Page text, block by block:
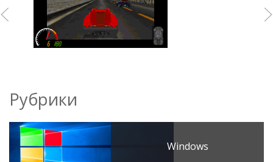
Рубрики
Windows